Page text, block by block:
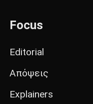
Focus
Editorial
Απόψεις
Explainers